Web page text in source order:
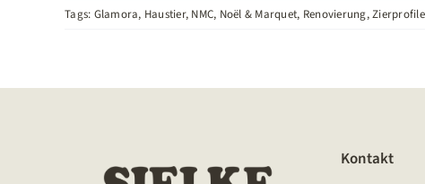
Tags: Glamora, Haustier, NMC, Noël & Marquet, Renovierung,Zierprofile
Kontakt